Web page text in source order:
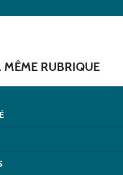
MÊME RUBRIQUE